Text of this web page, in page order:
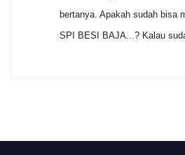
bertanya. Apakah sudah bisa
SPI BESI BAJA...? Kalau